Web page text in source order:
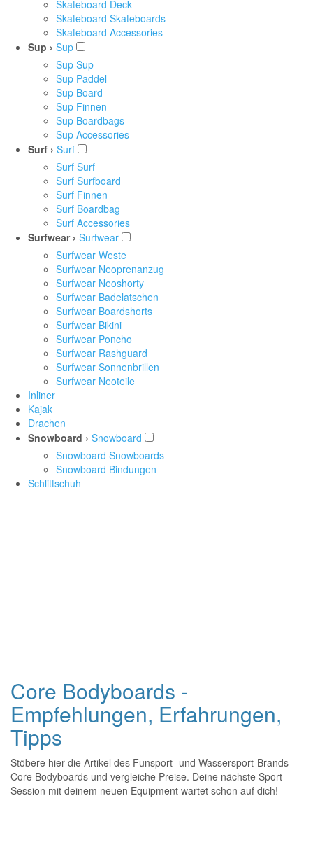
Skateboard Deck
Skateboard Skateboards
Skateboard Accessories
Sup › Sup
Sup Sup
Sup Paddel
Sup Board
Sup Finnen
Sup Boardbags
Sup Accessories
Surf › Surf
Surf Surf
Surf Surfboard
Surf Finnen
Surf Boardbag
Surf Accessories
Surfwear › Surfwear
Surfwear Weste
Surfwear Neoprenanzug
Surfwear Neoshorty
Surfwear Badelatschen
Surfwear Boardshorts
Surfwear Bikini
Surfwear Poncho
Surfwear Rashguard
Surfwear Sonnenbrillen
Surfwear Neoteile
Inliner
Kajak
Drachen
Snowboard › Snowboard
Snowboard Snowboards
Snowboard Bindungen
Schlittschuh
Core Bodyboards -
Empfehlungen, Erfahrungen,
Tipps
Stöbere hier die Artikel des Funsport- und Wassersport-Brands
Core Bodyboards und vergleiche Preise. Deine nächste Sport-
Session mit deinem neuen Equipment wartet schon auf dich!